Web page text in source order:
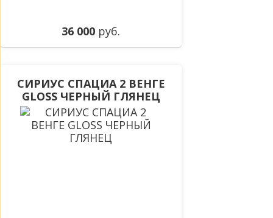
36 000 руб.
СИРИУС СПАЦИА 2 ВЕНГЕ
GLOSS ЧЕРНЫЙ ГЛЯНЕЦ